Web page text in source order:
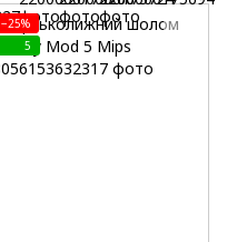
−25%
5